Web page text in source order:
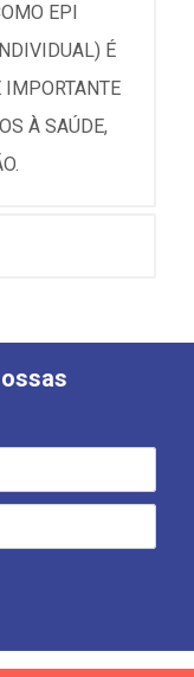
EPI
É
IMPORTANTE
À SAÚDE,